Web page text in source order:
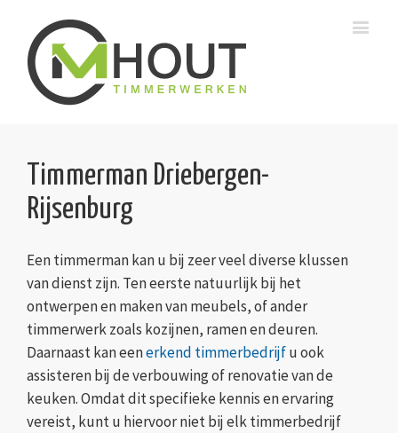
Timmerman Driebergen-
Rijsenburg
Een timmerman kan u bij zeer veel diverse klussen
van dienst zijn. Ten eerste natuurlijk bij het
ontwerpen en maken van meubels, of ander
timmerwerk zoals kozijnen, ramen en deuren.
Daarnaast kan eenerkend timmerbedrijfu ook
assisteren bij de verbouwing of renovatie van de
keuken. Omdat dit specifieke kennis en ervaring
vereist, kunt u hiervoor niet bij elk timmerbedrijf